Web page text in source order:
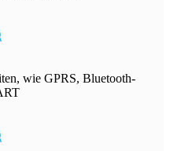
wie GPRS, Bluetooth-